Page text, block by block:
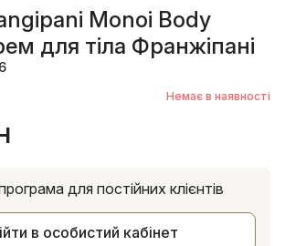
Monoi Body
для тіла Франжіпані
Немає в наявності
для постійних клієнтів
в особистий кабінет